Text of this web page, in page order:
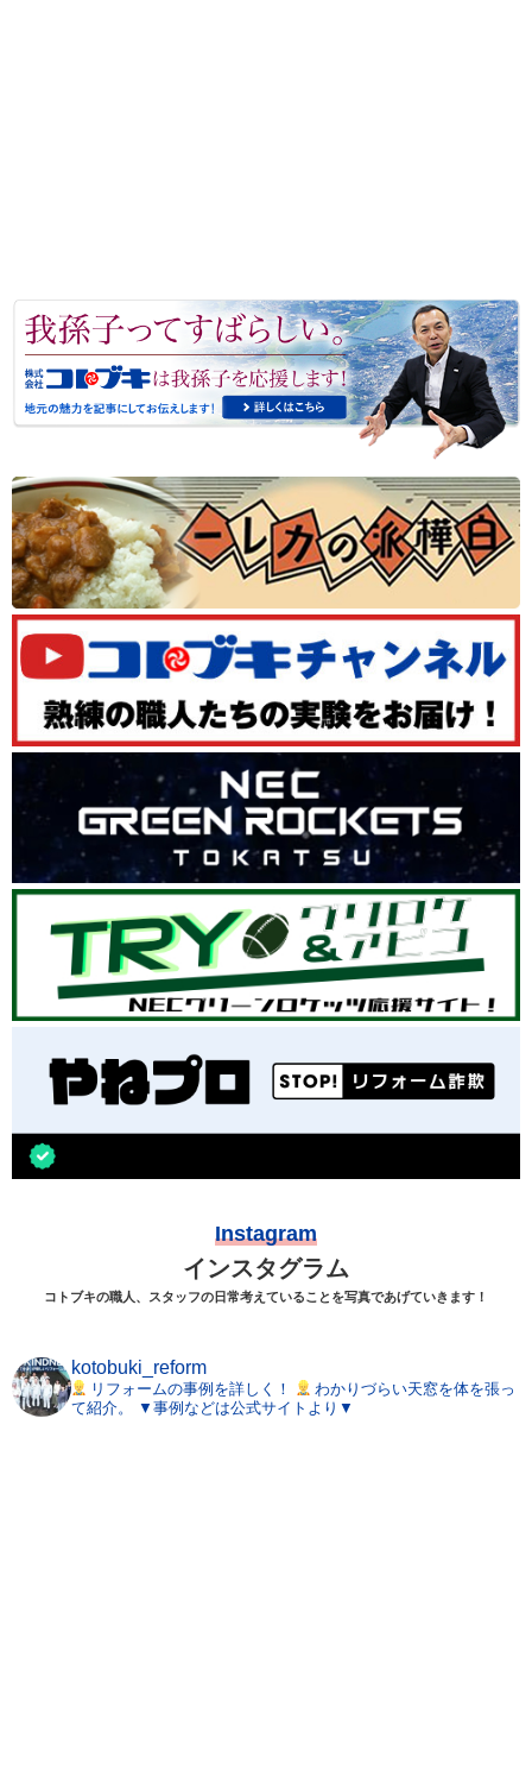
Instagram
インスタグラム
コトブキの職人、スタッフの日常考えていることを写真であげていきます！
kotobuki_reform
リフォームの事例を詳しく！
わかりづらい天窓を体を張っ
て紹介。
▼事例などは公式サイトより▼